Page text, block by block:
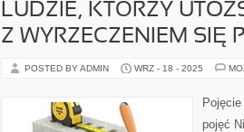
LUDZIE, KTÓRZY
Z WYRZECZENIEM SIĘ
POSTED BY ADMIN WRZ - 18 - 2025
pojęć